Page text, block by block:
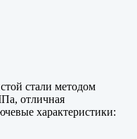
стали методом
отличная
характеристики: